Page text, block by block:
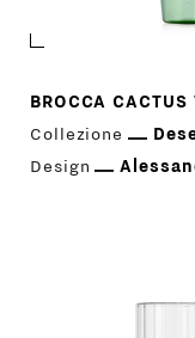
BROCCA
Collezione
Design